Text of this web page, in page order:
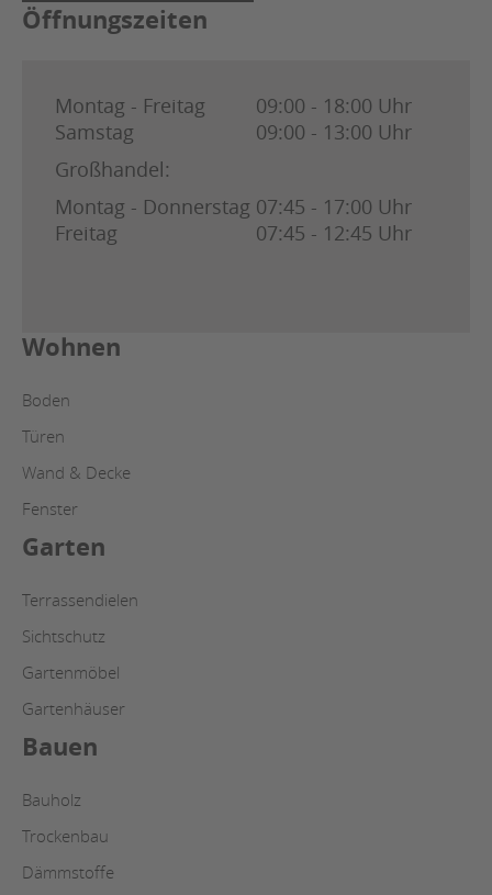
Öffnungszeiten
Montag - Freitag
Samstag
09:00 - 18:00 Uhr
09:00 - 13:00 Uhr
Großhandel:
Montag - Donnerstag
Freitag
07:45 - 17:00 Uhr
07:45 - 12:45 Uhr
Wohnen
Boden
Türen
Wand & Decke
Fenster
Garten
Terrassendielen
Sichtschutz
Gartenmöbel
Gartenhäuser
Bauen
Bauholz
Trockenbau
Dämmstoffe